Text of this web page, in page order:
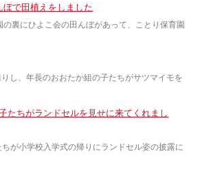
ぼで田植えをしました
裏にひよこ会の田んぼがあって、ことり保育園
し、年長のおおたか組の子たちがサツマイモを
たちがランドセルを見せに来てくれまし
が小学校入学式の帰りにランドセル姿の披露に